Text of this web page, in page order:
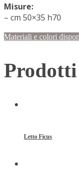
Misure:
– cm 50×35 h70
Materiali e colori
Letto Ficus